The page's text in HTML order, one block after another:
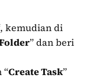
kemudian di
” dan beri
“Create Task”